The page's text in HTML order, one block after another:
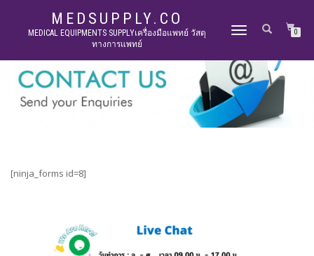
MEDSUPPLY.CO
MEDICAL EQUIPMENTS SUPPLYเครื่องมือแพทย์ วัสดุ
ทางการแพทย์
TOGGLE
0
[ninja_forms id=8]